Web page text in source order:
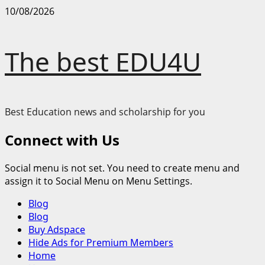
Skip
10/08/2026
The best EDU4U
Best Education news and scholarship for you
Connect with Us
Social menu is not set. You need to create menu and
assign it to Social Menu on Menu Settings.
Primary
Menu
Blog
Blog
Buy Adspace
Hide Ads for Premium Members
Home